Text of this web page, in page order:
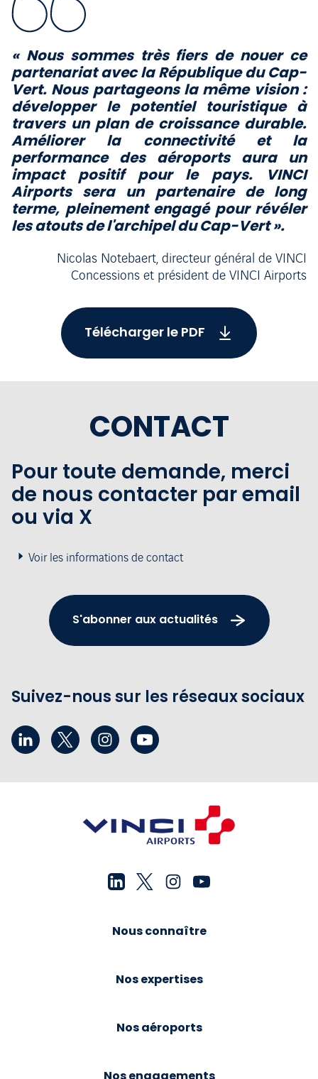
« Nous sommes très fiers de nouer ce
partenariat avec la République du Cap-
Vert. Nous partageons la même vision :
développer le potentiel touristique à
travers un plan de croissance durable.
Améliorer la connectivité et la
performance des aéroports aura un
impact positif pour le pays. VINCI
Airports sera un partenaire de long
terme, pleinement engagé pour révéler
lesatoutsdel'archipeldu Cap-Vert».
Nicolas Notebaert, directeur général de VINCI
Concessions et président de VINCI Airports
Télécharger le PDF
CONTACT
Pour toute demande, merci
de nous contacter par email
ou via X
Voir les informations de contact
S'abonner aux actualités
Suivez-nous sur les réseaux sociaux
Nous connaître
Nos expertises
Nos aéroports